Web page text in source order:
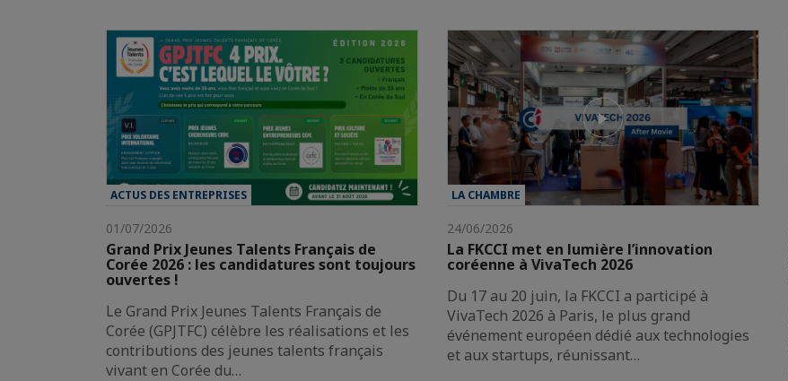
ACTUS DES ENTREPRISES
01/07/2026
Grand Prix Jeunes Talents Français de
Corée 2026 : les candidatures sont toujours
ouvertes !
Le Grand Prix Jeunes Talents Français de
Corée (GPJTFC) célèbre les réalisations et les
contributions des jeunes talents français
vivant en Corée du…
LA CHAMBRE
24/06/2026
La FKCCI met en lumière l’innovation
coréenne à VivaTech 2026
Du 17 au 20 juin, la FKCCI a participé à
VivaTech 2026 à Paris, le plus grand
événement européen dédié aux technologies
et aux startups, réunissant…